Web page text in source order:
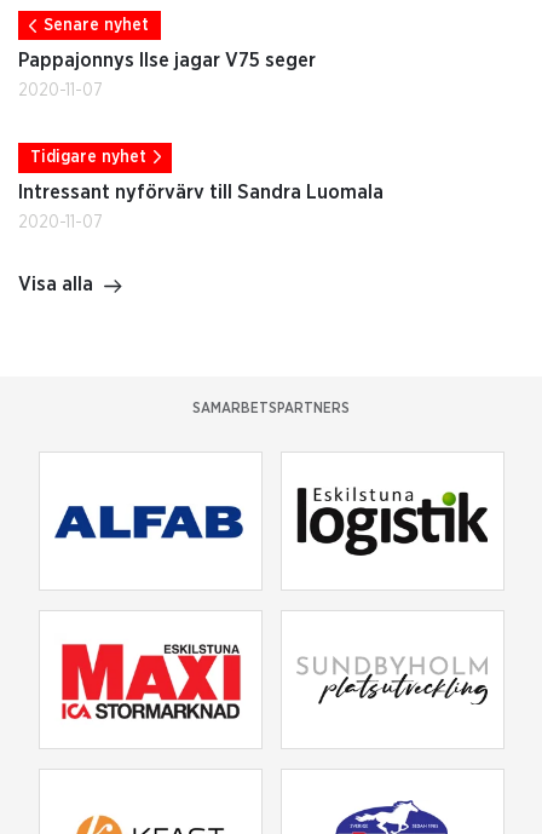
Senare nyhet
Pappajonnys Ilse jagar V75 seger
2020-11-07
Tidigare nyhet
Intressant nyförvärv till Sandra Luomala
2020-11-07
Visa alla
SAMARBETSPARTNERS